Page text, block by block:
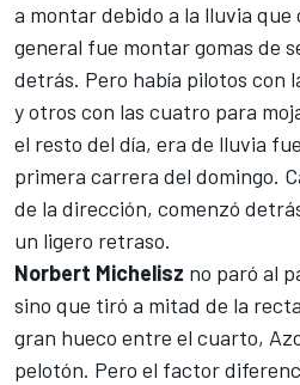
a montar debido a la lluvia que
general fue montar gomas de
detrás. Pero había pilotos con
y otros con las cuatro para
el resto del día, era de lluvia
primera carrera del domingo.
de la dirección, comenzó
un ligero retraso.
Norbert Michelisz no paró al
sino que tiró a mitad de la
gran hueco entre el cuarto,
pelotón. Pero el factor